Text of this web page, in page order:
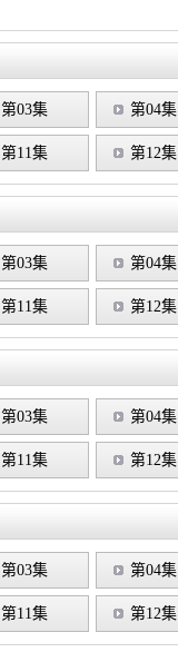
第03集 第04集
第11集 第12集
第03集 第04集
第11集 第12集
第03集 第04集
第11集 第12集
第03集 第04集
第11集 第12集